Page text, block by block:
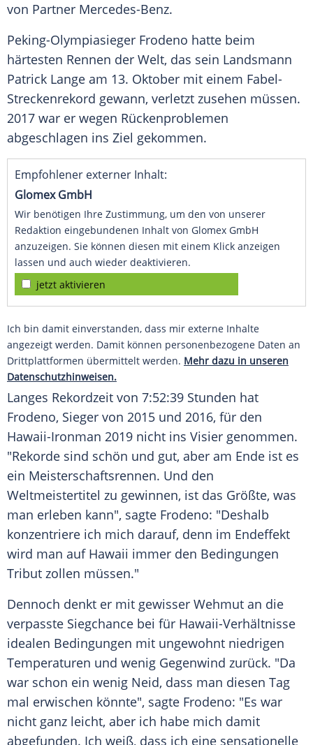
von Partner Mercedes-Benz.
Peking-Olympiasieger Frodeno hatte beim
härtesten Rennen der Welt, das sein Landsmann
Patrick Lange am 13. Oktober mit einem Fabel-
Streckenrekord gewann, verletzt zusehen müssen.
2017 war er wegen Rückenproblemen
abgeschlagen ins Ziel gekommen.
Empfohlener externer Inhalt:
Glomex GmbH
Wir benötigen Ihre Zustimmung, um den von unserer
Redaktion eingebundenen Inhalt von Glomex GmbH
anzuzeigen. Sie können diesen mit einem Klick anzeigen
lassen und auch wieder deaktivieren.
jetzt aktivieren
Ich bin damit einverstanden, dass mir externe Inhalte
angezeigt werden. Damit können personenbezogene Daten an
Drittplattformen übermittelt werden. Mehr dazu in unseren
Datenschutzhinweisen.
Langes Rekordzeit von 7:52:39 Stunden hat
Frodeno, Sieger von 2015 und 2016, für den
Hawaii-Ironman 2019 nicht ins Visier genommen.
"Rekorde sind schön und gut, aber am Ende ist es
ein Meisterschaftsrennen. Und den
Weltmeistertitel zu gewinnen, ist das Größte, was
man erleben kann", sagte Frodeno: "Deshalb
konzentriere ich mich darauf, denn im Endeffekt
wird man auf Hawaii immer den Bedingungen
Tribut zollen müssen."
Dennoch denkt er mit gewisser Wehmut an die
verpasste Siegchance bei für Hawaii-Verhältnisse
idealen Bedingungen mit ungewohnt niedrigen
Temperaturen und wenig Gegenwind zurück. "Da
war schon ein wenig Neid, dass man diesen Tag
mal erwischen könnte", sagte Frodeno: "Es war
nicht ganz leicht, aber ich habe mich damit
abgefunden. Ich weiß, dass ich eine sensationelle